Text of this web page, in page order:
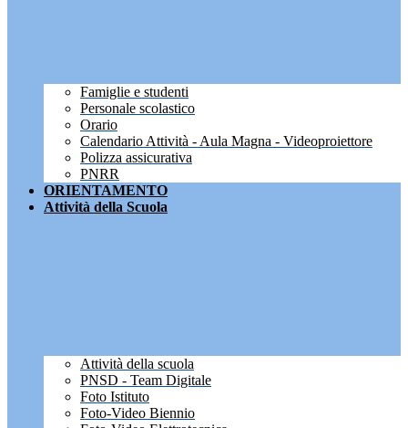
Famiglie e studenti
Personale scolastico
Orario
Calendario Attività - Aula Magna - Videoproiettore
Polizza assicurativa
PNRR
ORIENTAMENTO
Attività della Scuola
Attività della scuola
PNSD - Team Digitale
Foto Istituto
Foto-Video Biennio